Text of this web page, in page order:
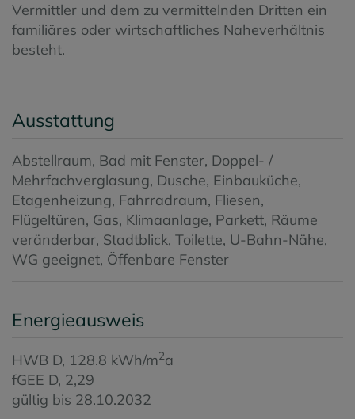
Vermittler und dem zu vermittelnden Dritten ein
familiäres oder wirtschaftliches Naheverhältnis
besteht.
Ausstattung
Abstellraum Bad mit Fenster Doppel- /
Mehrfachverglasung Dusche Einbauküche
Etagenheizung Fahrradraum Fliesen
Flügeltüren Gas Klimaanlage Parkett Räume
veränderbar Stadtblick Toilette U-Bahn-Nähe
WG geeignet Öffenbare Fenster
Energieausweis
HWB D, 128.8 kWh/m2a
fGEE D, 2,29
gültig bis 28.10.2032